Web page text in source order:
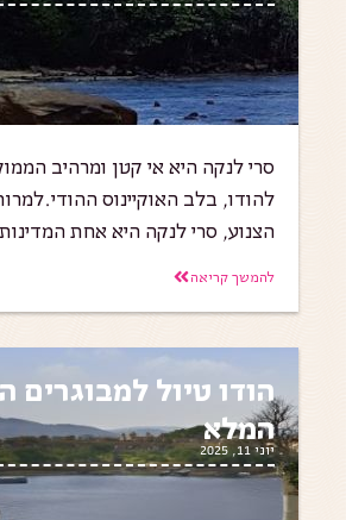
סרי לנקה היא אי קטן ומרהיב
להודו, בלב האוקיינוס
הצנוע, סרי לנקה היא אחת
להמשך קריאה
הודו טיול למבוגרים
המלא
יוני 11, 2025